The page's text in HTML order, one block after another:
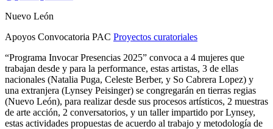
Nuevo León
Apoyos Convocatoria PAC Proyectos curatoriales
“Programa Invocar Presencias 2025” convoca a 4 mujeres que
trabajan desde y para la performance, estas artistas, 3 de ellas
nacionales (Natalia Puga, Celeste Berber, y So Cabrera Lopez) y
una extranjera (Lynsey Peisinger) se congregarán en tierras regias
(Nuevo León), para realizar desde sus procesos artísticos, 2 muestras
de arte acción, 2 conversatorios, y un taller impartido por Lynsey,
estas actividades propuestas de acuerdo al trabajo y metodología de